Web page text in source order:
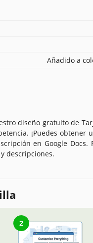
Añadido a
diseño gratuito de
¡Puedes obtener
en Google Docs.
descripciones.
2